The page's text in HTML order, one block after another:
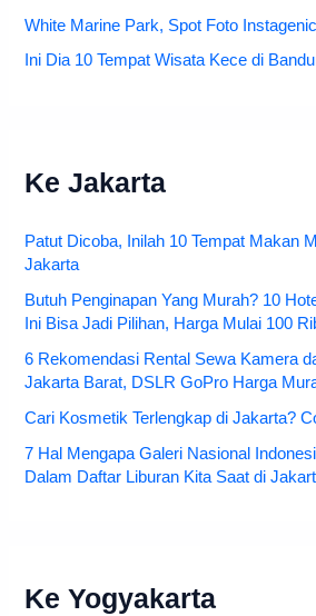
White Marine Park, Spot Foto
Ini Dia 10 Tempat Wisata Kece di
Ke Jakarta
Patut Dicoba, Inilah 10 Tempat Makan
Jakarta
Butuh Penginapan Yang Murah? 10
Ini Bisa Jadi Pilihan, Harga Mulai 100
6 Rekomendasi Rental Sewa Kamera
Jakarta Barat, DSLR GoPro Harga
Cari Kosmetik Terlengkap di Jakarta?
7 Hal Mengapa Galeri Nasional
Dalam Daftar Liburan Kita Saat di
Ke Yogyakarta